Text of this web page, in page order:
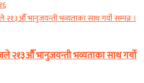
२१३औॅ भानुजयन्ती भव्यताका साथ गर्यो